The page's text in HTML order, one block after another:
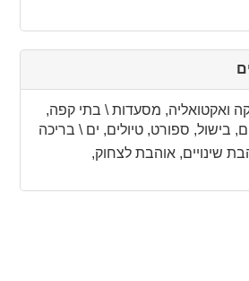
to
collapse
contents
ואקטואליה, מסעדות \ בתי קפה,
בישול, ספורט, טיולים, ים \ בריכה
שינויים, אוהבת לצחוק,